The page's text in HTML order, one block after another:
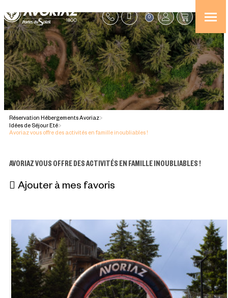
0
Réservation Hébergements Avoriaz>
Idées de Séjour Eté>
Avoriaz vous offre des activités en famille inoubliables !
AVORIAZ VOUS OFFRE DES ACTIVITÉS EN FAMILLE INOUBLIABLES !
Ajouter à mes favoris